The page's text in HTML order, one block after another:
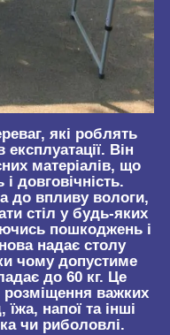
які роблять
Він
матеріалів, що
довговічність.
до впливу вологи,
стіл у будь-яких
пошкоджень і
надає столу
чому допустиме
до 60 кг. Це
важких
напої та інші
чи риболовлі.